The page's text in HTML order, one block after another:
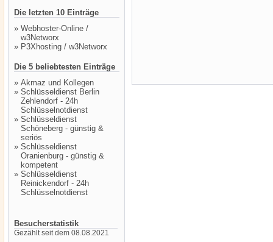
Die letzten 10 Einträge
» Webhoster-Online /
w3Networx
» P3Xhosting / w3Networx
Die 5 beliebtesten Einträge
» Akmaz und Kollegen
» Schlüsseldienst Berlin
Zehlendorf - 24h
Schlüsselnotdienst
» Schlüsseldienst
Schöneberg - günstig &
seriös
» Schlüsseldienst
Oranienburg - günstig &
kompetent
» Schlüsseldienst
Reinickendorf - 24h
Schlüsselnotdienst
Besucherstatistik
Gezählt seit dem 08.08.2021